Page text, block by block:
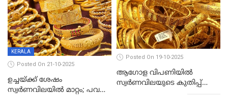
KERALA
Posted On 21-10-2025
ഉച്ചയ്ക്ക് ശേഷം
സ്വർണവിലയിൽ മാറ്റം; പവന്
Posted On 19-10-2025
ആഗോള വിപണിയിൽ
സ്വർണവിലയുടെ കുതിപ്പ്